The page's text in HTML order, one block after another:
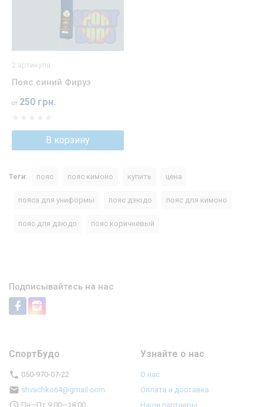
2 артикула
Пояс синий Фируз
от 250 грн.
В корзину
Теги: пояс пояс кимоно купить цена
пояса для униформы пояс дзюдо пояс для кимоно
пояс для дзюдо пояс коричневый
Подписывайтесь на нас
СпортБудо
050-970-07-22
shvachko64@gmail.com
Пн—Пт 9:00—18:00
Узнайте о нас
О нас
Оплата и доставка
Наши партнеры